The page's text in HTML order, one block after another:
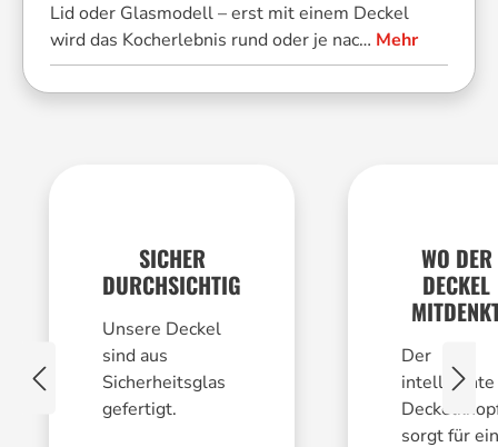
Lid oder Glasmodell – erst mit einem Deckel
wird das Kocherlebnis rund oder je nac… Mehr
SICHER
DURCHSICHTIG
Unsere Deckel
sind aus
Sicherheitsglas
gefertigt.
WO DER
DECKEL
Der
intelligente
sorgt für